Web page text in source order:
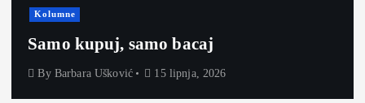
Kolumne
Samo kupuj, samo bacaj
By Barbara Ušković 15 lipnja, 2026